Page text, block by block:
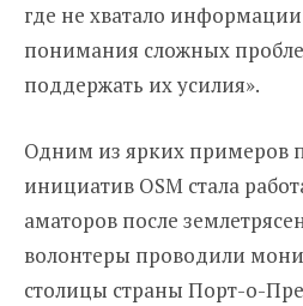
где не хватало информации
понимания сложных
поддержать их усилия».
Одним из ярких примеров
инициатив OSM стала
аматоров после
волонтеры проводили
столицы страны Порт-о-